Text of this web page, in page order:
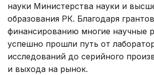
науки Министерства науки и
образования РК. Благодаря
финансированию многие научные
успешно прошли путь от
исследований до серийного
и выхода на рынок.